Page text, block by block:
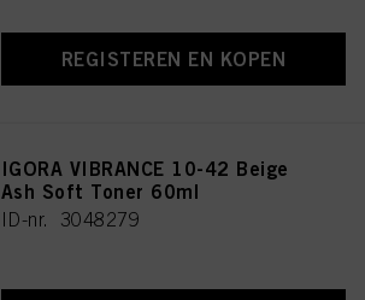
REGISTEREN EN KOPEN
IGORA VIBRANCE 10-42 Beige
Ash Soft Toner 60ml
ID-nr. 3048279